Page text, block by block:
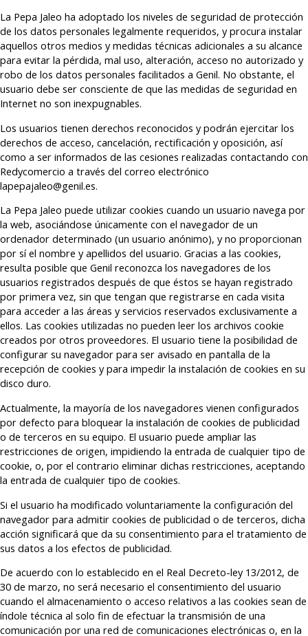
La Pepa Jaleo ha adoptado los niveles de seguridad de protección
de los datos personales legalmente requeridos, y procura instalar
aquellos otros medios y medidas técnicas adicionales a su alcance
para evitar la pérdida, mal uso, alteración, acceso no autorizado y
robo de los datos personales facilitados a Genil. No obstante, el
usuario debe ser consciente de que las medidas de seguridad en
Internet no son inexpugnables.
Los usuarios tienen derechos reconocidos y podrán ejercitar los
derechos de acceso, cancelación, rectificación y oposición, así
como a ser informados de las cesiones realizadas contactando con
Redycomercio a través del correo electrónico
lapepajaleo@genil.es.
La Pepa Jaleo puede utilizar cookies cuando un usuario navega por
la web, asociándose únicamente con el navegador de un
ordenador determinado (un usuario anónimo), y no proporcionan
por sí el nombre y apellidos del usuario. Gracias a las cookies,
resulta posible que Genil reconozca los navegadores de los
usuarios registrados después de que éstos se hayan registrado
por primera vez, sin que tengan que registrarse en cada visita
para acceder a las áreas y servicios reservados exclusivamente a
ellos. Las cookies utilizadas no pueden leer los archivos cookie
creados por otros proveedores. El usuario tiene la posibilidad de
configurar su navegador para ser avisado en pantalla de la
recepción de cookies y para impedir la instalación de cookies en su
disco duro.
Actualmente, la mayoría de los navegadores vienen configurados
por defecto para bloquear la instalación de cookies de publicidad
o de terceros en su equipo. El usuario puede ampliar las
restricciones de origen, impidiendo la entrada de cualquier tipo de
cookie, o, por el contrario eliminar dichas restricciones, aceptando
la entrada de cualquier tipo de cookies.
Si el usuario ha modificado voluntariamente la configuración del
navegador para admitir cookies de publicidad o de terceros, dicha
acción significará que da su consentimiento para el tratamiento de
sus datos a los efectos de publicidad.
De acuerdo con lo establecido en el Real Decreto-ley 13/2012, de
30 de marzo, no será necesario el consentimiento del usuario
cuando el almacenamiento o acceso relativos a las cookies sean de
índole técnica al solo fin de efectuar la transmisión de una
comunicación por una red de comunicaciones electrónicas o, en la